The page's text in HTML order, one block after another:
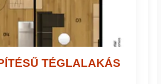
TÉGLALAKÁS